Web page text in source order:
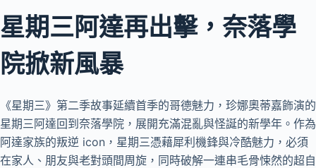
星期三阿達再出擊，奈落學
院掀新風暴
《星期三》第二季故事延續首季的哥德魅力，珍娜奧蒂嘉飾演的
星期三阿達回到奈落學院，展開充滿混亂與怪誕的新學年。作為
阿達家族的叛逆 icon，星期三憑藉犀利機鋒與冷酷魅力，必須
在家人、朋友與老對頭間周旋，同時破解一連串毛骨悚然的超自